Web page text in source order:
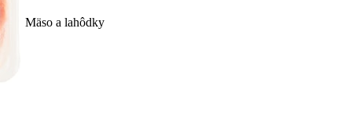
Mäso a lahôdky